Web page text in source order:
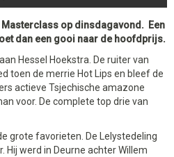
op dinsdagavond. Een
dan een gooi naar de hoofdprijs.
Hessel Hoekstra. De ruiter van
toen de merrie Hot Lips en bleef de
actieve Tsjechische amazone
voor. De complete top drie van
grote favorieten. De Lelystedeling
Hij werd in Deurne achter Willem